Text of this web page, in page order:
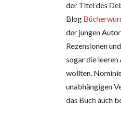
der Titel des
Blog
der jungen
Rezensionen
sogar die leeren
wollten.
unabhängigen
das Buch auch